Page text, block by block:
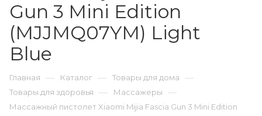
Gun 3 Mini Edition
(MJJMQ07YM) Light
Blue
Главная — Каталог — Товары для дома —
Товары для здоровья — Массажеры —
Массажный пистолет Xiaomi Mijia Fascia Gun 3 Mini Edition